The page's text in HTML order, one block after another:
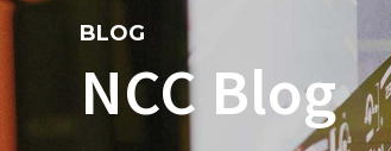
BLOG
NCC Blog